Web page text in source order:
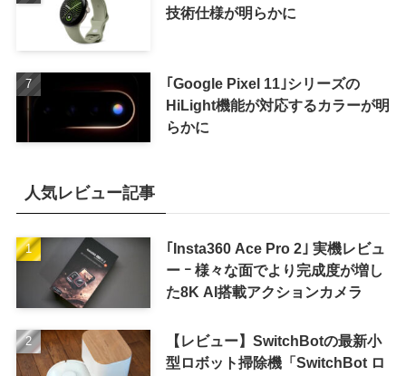
技術仕様が明らかに
｢Google Pixel 11｣シリーズの
HiLight機能が対応するカラーが明
らかに
人気レビュー記事
｢Insta360 Ace Pro 2｣ 実機レビュ
ー ｰ 様々な面でより完成度が増し
た8K AI搭載アクションカメラ
【レビュー】SwitchBotの最新小
型ロボット掃除機「SwitchBot ロ